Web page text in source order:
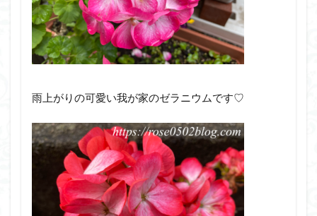
雨上がりの可愛い我が家のゼラニウムです♡